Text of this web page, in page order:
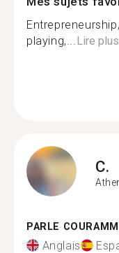
playing,...Lire plus
C.
PARLE
Anglais